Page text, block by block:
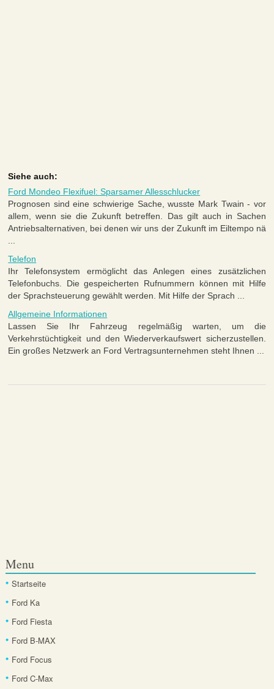
Siehe auch:
Ford Mondeo Flexifuel: Sparsamer Allesschlucker
Prognosen sind eine schwierige Sache, wusste Mark Twain - vor
allem, wenn sie die Zukunft betreffen. Das gilt auch in Sachen
Antriebsalternativen, bei denen wir uns der Zukunft im Eiltempo nä
...
Telefon
Ihr Telefonsystem ermöglicht das Anlegen eines zusätzlichen
Telefonbuchs. Die gespeicherten Rufnummern können mit Hilfe
der Sprachsteuerung gewählt werden. Mit Hilfe der Sprach ...
Allgemeine Informationen
Lassen Sie Ihr Fahrzeug regelmäßig warten, um die
Verkehrstüchtigkeit und den Wiederverkaufswert sicherzustellen.
Ein großes Netzwerk an Ford Vertragsunternehmen steht Ihnen ...
Menu
Startseite
Ford Ka
Ford Fiesta
Ford B-MAX
Ford Focus
Ford C-Max